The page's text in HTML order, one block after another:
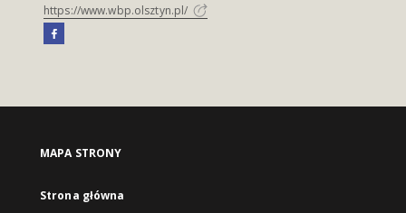
https://www.wbp.olsztyn.pl/
MAPA STRONY
Strona główna